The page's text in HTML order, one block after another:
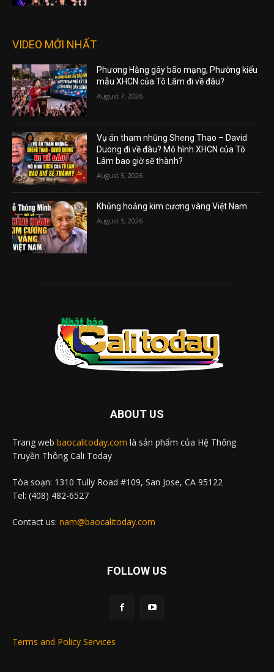
VIDEO MỚI NHẤT
Phương Hằng gây bão mạng, Phường kiểu
mẫu XHCN của Tô Lâm đi về đâu?
August 7, 2026
Vụ án tham nhũng Sheng Thao – David
Duong đi về đâu? Mô hình XHCN của Tô
Lâm bao giờ sẽ thành?
August 5, 2026
Khủng hoảng kim cương vàng Việt Nam
August 5, 2026
ABOUT US
Trang web baocalitoday.com là sản phẩm của Hệ Thống
Truyền Thông Cali Today
Tòa soạn: 1310 Tully Road #109, San Jose, CA 95122
Tel: (408) 482-6527
Contact us: nam@baocalitoday.com
FOLLOW US
Terms and Policy Services